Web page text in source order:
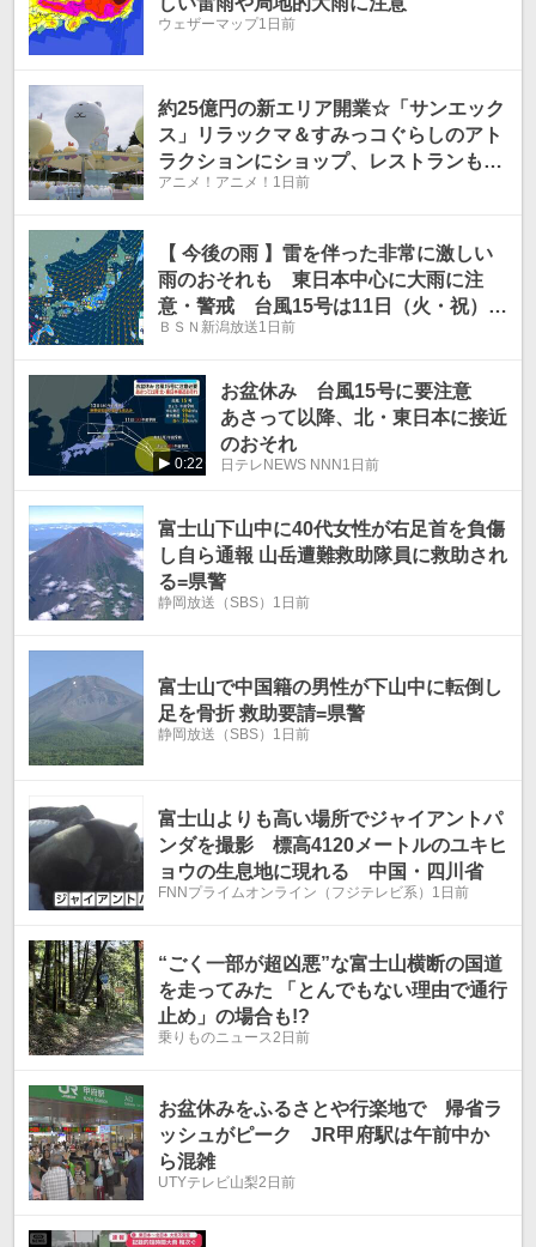
ウェザーマップ1日前
約25億円の新エリア開業☆「サンエック
ス」リラックマ＆すみっコぐらしのアト
ラクションにショップ、レストランも！
「富士急ハイランド」内【レポート】
アニメ！アニメ！ 1日前
【 今後の雨 】雷を伴った非常に激しい
雨のおそれも 東日本中心に大雨に注
意・警戒 台風15号は11日（火・祝）に
東北へかなり接近へ【14日（金）午後3
午更新】
ＢＳＮ新潟放送1日前
0:22
お盆休み 台風15号に要注意
あさって以降、北・東日本に接近
のおそれ
日テレNEWS NNN1日前
富士山下山中に40代女性が右足首を負傷
し自ら通報 山岳遭難救助隊員に救助され
る=県警
静岡放送（SBS） 1日前
富士山で中国籍の男性が下山中に転倒し
足を骨折 救助要請=県警
静岡放送（SBS） 1日前
富士山よりも高い場所でジャイアントパ
ンダを撮影 標高4120メートルのユキヒ
ョウの生息地に現れる 中国・四川省
FNNプライムオンライン（フジテレビ系） 1日前
“ごく一部が超凶悪”な富士山横断の国道
を走ってみた 「とんでもない理由で通行
止め」の場合も!?
乗りものニュース 2日前
お盆休みをふるさとや行楽地で 帰省ラ
ッシュがピーク JR甲府駅は午前中か
ら混雑
UTYテレビ山梨2日前